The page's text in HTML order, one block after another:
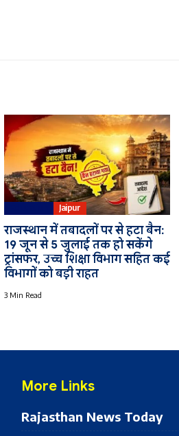
Jaipur
राजस्थान में तबादलों पर से हटा बैन:
19 जून से 5 जुलाई तक हो सकेंगे
ट्रांसफर, उच्च शिक्षा विभाग सहित कई
विभागों को बड़ी राहत
3 Min Read
More Links
Rajasthan News Today